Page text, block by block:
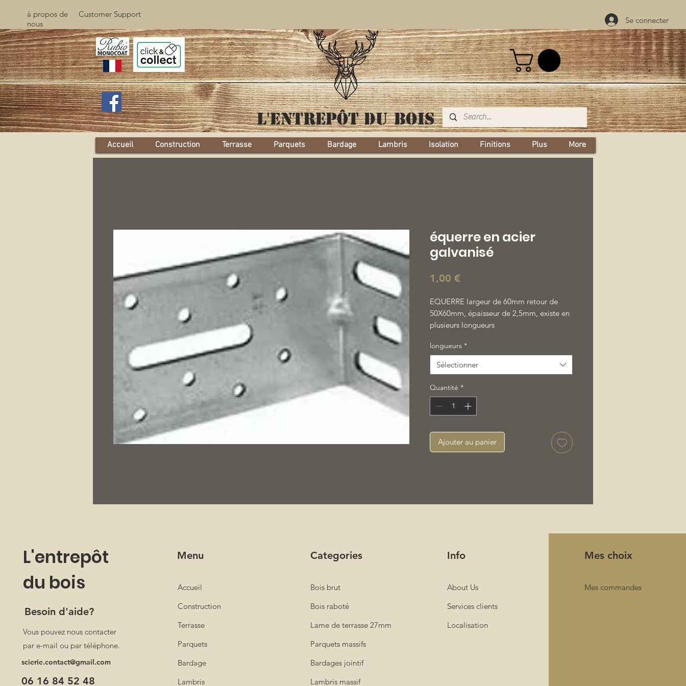
Se connecter
à propos de
nous
Customer Support
L'entrepôt du bois
Accueil Construction Terrasse Parquets Bardage Lambris Isolation Finitions Plus More
équerre en acier
galvanisé
1,00 €Prix
EQUERRE largeur de 60mm retour de
50X60mm, épaisseur de 2,5mm, existe en
plusieurs longueurs
longueurs *
Sélectionner
Quantité *
Ajouter au panier
L'entrepôt
du bois
Besoin d'aide?
Vous pouvez nous contacter
par e-mail ou par téléphone.
scierie.contact@gmail.com
06 16 84 52 48
Menu
Accueil
Construction
Terrasse
Parquets
Bardage
Lambris
Categories
Bois brut
Bois raboté
Lame de terrasse 27mm
Parquets massifs
Bardages jointif
Lambris massif
Info
About Us
Services clients
Localisation
Mes choix
Mes commandes